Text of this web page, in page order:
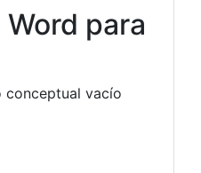
para
conceptual vacío